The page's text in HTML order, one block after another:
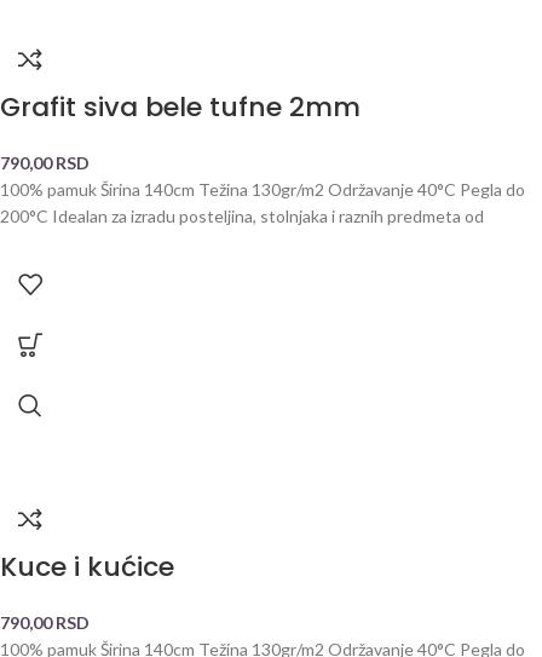
Grafit siva bele tufne 2mm
790,00RSD
100% pamuk Širina 140cm Težina 130gr/m2 Održavanje 40°C Pegla do
200°C Idealan za izradu posteljina, stolnjaka i raznih predmeta od
Kuce i kućice
790,00RSD
100% pamuk Širina 140cm Težina 130gr/m2 Održavanje 40°C Pegla do